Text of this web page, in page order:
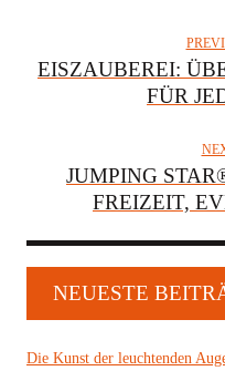
EISZAUBEREI:
FÜR
JUMPING
FREIZEIT,
NEUESTE
Die Kunst der leuchtenden